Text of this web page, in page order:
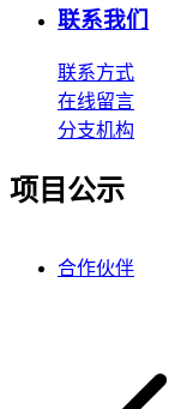
联系我们
联系方式
在线留言
分支机构
项目公示
合作伙伴